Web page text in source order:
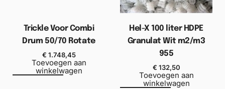
Trickle Voor Combi
Drum 50/70 Rotate
€ 1.748,45
Toevoegen aan
winkelwagen
Hel-X 100 liter HDPE
Granulat Wit m2/m3
955
€ 132,50
Toevoegen aan
winkelwagen